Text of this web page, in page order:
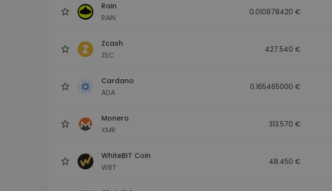
Rain
RAIN
0.010878420 €
Zcash
ZEC
427.540 €
Cardano
ADA
0.165465000 €
Monero
XMR
313.570 €
WhiteBIT Coin
WBT
48.450 €